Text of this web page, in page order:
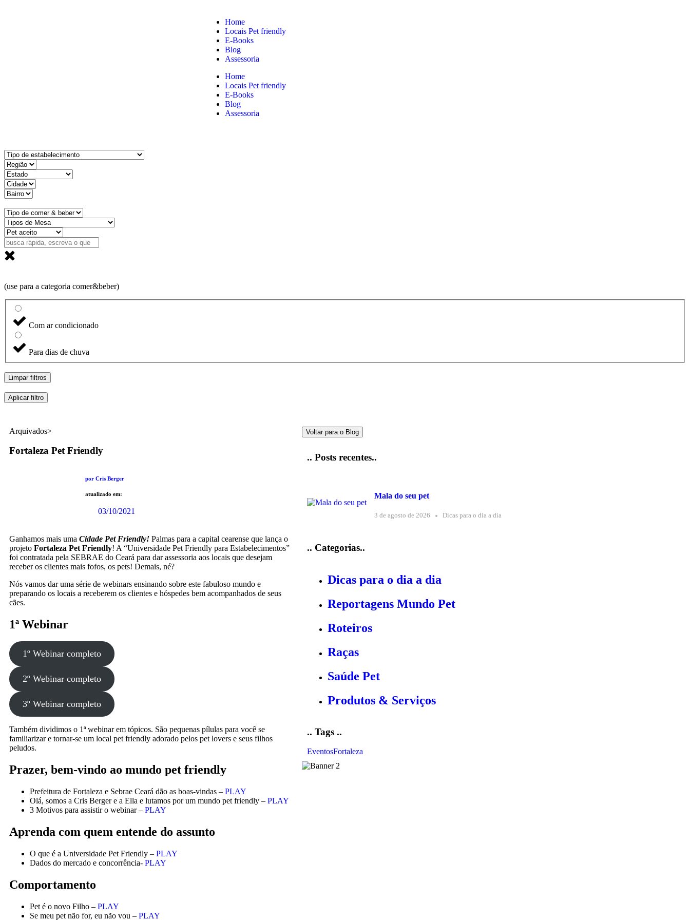
Home
Locais Pet friendly
E-Books
Blog
Assessoria
Home
Locais Pet friendly
E-Books
Blog
Assessoria
(use para a categoria comer&beber)
Com ar condicionado
Para dias de chuva
Limpar filtros
Aplicar filtro
Arquivados>
Fortaleza Pet Friendly
por Cris Berger
atualizado em:
03/10/2021
Ganhamos mais uma Cidade Pet Friendly! Palmas para a capital cearense que lança o
projeto Fortaleza Pet Friendly! A “Universidade Pet Friendly para Estabelecimentos”
foi contratada pela SEBRAE do Ceará para dar assessoria aos locais que desejam
receber os clientes mais fofos, os pets! Demais, né?
Nós vamos dar uma série de webinars ensinando sobre este fabuloso mundo e
preparando os locais a receberem os clientes e hóspedes bem acompanhados de seus
cães.
1ª Webinar
1º Webinar completo
2º Webinar completo
3º Webinar completo
Também dividimos o 1ª webinar em tópicos. São pequenas pílulas para você se
familiarizar e tornar-se um local pet friendly adorado pelos pet lovers e seus filhos
peludos.
Prazer, bem-vindo ao mundo pet friendly
Prefeitura de Fortaleza e Sebrae Ceará dão as boas-vindas – PLAY
Olá, somos a Cris Berger e a Ella e lutamos por um mundo pet friendly – PLAY
3 Motivos para assistir o webinar – PLAY
Aprenda com quem entende do assunto
O que é a Universidade Pet Friendly – PLAY
Dados do mercado e concorrência- PLAY
Comportamento
Pet é o novo Filho – PLAY
Se meu pet não for, eu não vou – PLAY
Voltar para o Blog
.. Posts recentes..
Mala do seu pet
3 de agosto de 2026 Dicas para o dia a dia
.. Categorias..
Dicas para o dia a dia
Reportagens Mundo Pet
Roteiros
Raças
Saúde Pet
Produtos & Serviços
.. Tags ..
EventosFortaleza